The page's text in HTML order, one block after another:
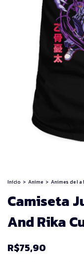
Início > Anime > Animes de I a
Camiseta
And Rika
R$75,90